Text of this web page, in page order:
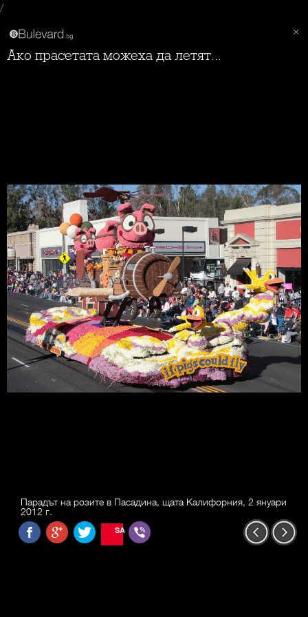
/
Ако прасетата можеха да летят...
Парадът на розите в Пасадина, щата Калифорния, 2 януари
2012 г.
SAVE